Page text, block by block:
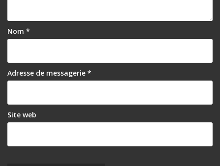
Nom *
Adresse de messagerie *
Site web